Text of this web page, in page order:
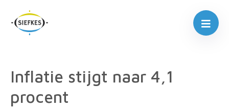
Inflatie stijgt naar 4,1
procent